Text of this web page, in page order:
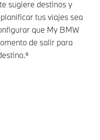
sugiere destinos y
tus viajes sea
que My BMW
de salir para